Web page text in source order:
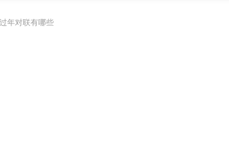
年对联有哪些